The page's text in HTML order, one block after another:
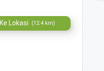
Ke Lokasi (12.4 km)